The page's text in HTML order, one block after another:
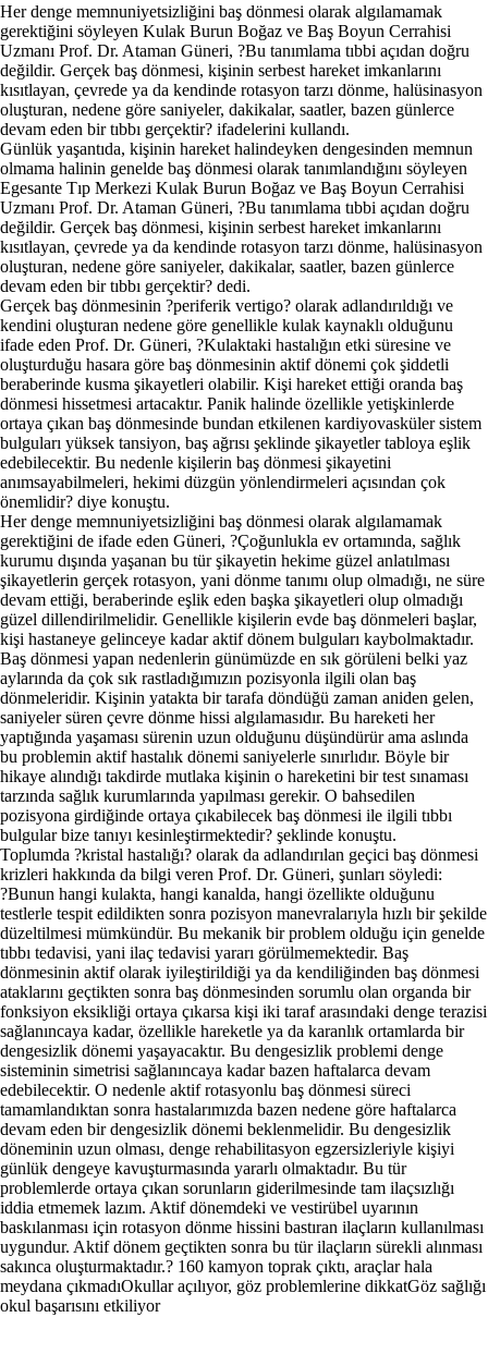
Her denge memnuniyetsizliğini baş dönmesi olarak algılamamak
gerektiğini söyleyen Kulak Burun Boğaz ve Baş Boyun Cerrahisi
Uzmanı Prof. Dr. Ataman Güneri, ?Bu tanımlama tıbbi açıdan doğru
değildir. Gerçek baş dönmesi, kişinin serbest hareket imkanlarını
kısıtlayan, çevrede ya da kendinde rotasyon tarzı dönme, halüsinasyon
oluşturan, nedene göre saniyeler, dakikalar, saatler, bazen günlerce
devam eden bir tıbbı gerçektir? ifadelerini kullandı.
Günlük yaşantıda, kişinin hareket halindeyken dengesinden memnun
olmama halinin genelde baş dönmesi olarak tanımlandığını söyleyen
Egesante Tıp Merkezi Kulak Burun Boğaz ve Baş Boyun Cerrahisi
Uzmanı Prof. Dr. Ataman Güneri, ?Bu tanımlama tıbbi açıdan doğru
değildir. Gerçek baş dönmesi, kişinin serbest hareket imkanlarını
kısıtlayan, çevrede ya da kendinde rotasyon tarzı dönme, halüsinasyon
oluşturan, nedene göre saniyeler, dakikalar, saatler, bazen günlerce
devam eden bir tıbbı gerçektir? dedi.
Gerçek baş dönmesinin ?periferik vertigo? olarak adlandırıldığı ve
kendini oluşturan nedene göre genellikle kulak kaynaklı olduğunu
ifade eden Prof. Dr. Güneri, ?Kulaktaki hastalığın etki süresine ve
oluşturduğu hasara göre baş dönmesinin aktif dönemi çok şiddetli
beraberinde kusma şikayetleri olabilir. Kişi hareket ettiği oranda baş
dönmesi hissetmesi artacaktır. Panik halinde özellikle yetişkinlerde
ortaya çıkan baş dönmesinde bundan etkilenen kardiyovasküler sistem
bulguları yüksek tansiyon, baş ağrısı şeklinde şikayetler tabloya eşlik
edebilecektir. Bu nedenle kişilerin baş dönmesi şikayetini
anımsayabilmeleri, hekimi düzgün yönlendirmeleri açısından çok
önemlidir? diye konuştu.
Her denge memnuniyetsizliğini baş dönmesi olarak algılamamak
gerektiğini de ifade eden Güneri, ?Çoğunlukla ev ortamında, sağlık
kurumu dışında yaşanan bu tür şikayetin hekime güzel anlatılması
şikayetlerin gerçek rotasyon, yani dönme tanımı olup olmadığı, ne süre
devam ettiği, beraberinde eşlik eden başka şikayetleri olup olmadığı
güzel dillendirilmelidir. Genellikle kişilerin evde baş dönmeleri başlar,
kişi hastaneye gelinceye kadar aktif dönem bulguları kaybolmaktadır.
Baş dönmesi yapan nedenlerin günümüzde en sık görüleni belki yaz
aylarında da çok sık rastladığımızın pozisyonla ilgili olan baş
dönmeleridir. Kişinin yatakta bir tarafa döndüğü zaman aniden gelen,
saniyeler süren çevre dönme hissi algılamasıdır. Bu hareketi her
yaptığında yaşaması sürenin uzun olduğunu düşündürür ama aslında
bu problemin aktif hastalık dönemi saniyelerle sınırlıdır. Böyle bir
hikaye alındığı takdirde mutlaka kişinin o hareketini bir test sınaması
tarzında sağlık kurumlarında yapılması gerekir. O bahsedilen
pozisyona girdiğinde ortaya çıkabilecek baş dönmesi ile ilgili tıbbı
bulgular bize tanıyı kesinleştirmektedir? şeklinde konuştu.
Toplumda ?kristal hastalığı? olarak da adlandırılan geçici baş dönmesi
krizleri hakkında da bilgi veren Prof. Dr. Güneri, şunları söyledi:
?Bunun hangi kulakta, hangi kanalda, hangi özellikte olduğunu
testlerle tespit edildikten sonra pozisyon manevralarıyla hızlı bir şekilde
düzeltilmesi mümkündür. Bu mekanik bir problem olduğu için genelde
tıbbı tedavisi, yani ilaç tedavisi yararı görülmemektedir. Baş
dönmesinin aktif olarak iyileştirildiği ya da kendiliğinden baş dönmesi
ataklarını geçtikten sonra baş dönmesinden sorumlu olan organda bir
fonksiyon eksikliği ortaya çıkarsa kişi iki taraf arasındaki denge terazisi
sağlanıncaya kadar, özellikle hareketle ya da karanlık ortamlarda bir
dengesizlik dönemi yaşayacaktır. Bu dengesizlik problemi denge
sisteminin simetrisi sağlanıncaya kadar bazen haftalarca devam
edebilecektir. O nedenle aktif rotasyonlu baş dönmesi süreci
tamamlandıktan sonra hastalarımızda bazen nedene göre haftalarca
devam eden bir dengesizlik dönemi beklenmelidir. Bu dengesizlik
döneminin uzun olması, denge rehabilitasyon egzersizleriyle kişiyi
günlük dengeye kavuşturmasında yararlı olmaktadır. Bu tür
problemlerde ortaya çıkan sorunların giderilmesinde tam ilaçsızlığı
iddia etmemek lazım. Aktif dönemdeki ve vestirübel uyarının
baskılanması için rotasyon dönme hissini bastıran ilaçların kullanılması
uygundur. Aktif dönem geçtikten sonra bu tür ilaçların sürekli alınması
sakınca oluşturmaktadır.? 160 kamyon toprak çıktı, araçlar hala
meydana çıkmadıOkullar açılıyor, göz problemlerine dikkatGöz sağlığı
okul başarısını etkiliyor